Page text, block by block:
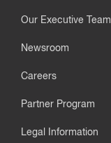
Our Executive Team
Newsroom
Careers
Partner Program
Legal Information